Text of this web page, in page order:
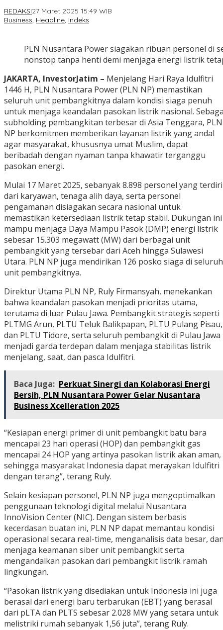
REDAKSI27 Maret 2025 15:49 WIB
Business, Headline, Indeks
PLN Nusantara Power siagakan ribuan personel di
nonstop tanpa henti demi menjaga energi listrik
JAKARTA, InvestorJatim – Menjelang Hari Raya Idulfitri
1446 H, PLN Nusantara Power (PLN NP) memastikan
seluruh unit pembangkitnya dalam kondisi siaga penuh
untuk menjaga keandalan pasokan listrik nasional.
subholding pembangkitan terbesar di Asia Tenggara, PLN
NP berkomitmen memberikan layanan listrik yang andal
agar masyarakat, khususnya umat Muslim, dapat
beribadah dengan nyaman tanpa khawatir terganggu
pasokan energi.
Mulai 17 Maret 2025, sebanyak 8.898 personel yang terdiri
dari karyawan, tenaga alih daya, serta personel
pengamanan disiagakan secara nasional untuk
memastikan ketersediaan listrik tetap stabil. Dukungan ini
mampu menjaga Daya Mampu Pasok (DMP) energi listrik
sebesar 15.303 megawatt (MW) dari berbagai unit
pembangkit yang tersebar dari Aceh hingga Sulawesi
Utara. PLN NP juga mendirikan 126 posko siaga di seluruh
unit pembangkitnya.
Direktur Utama PLN NP, Ruly Firmansyah, menekankan
bahwa keandalan pasokan menjadi prioritas utama,
terutama di luar Pulau Jawa. Pembangkit strategis seperti
PLTMG Arun, PLTU Teluk Balikpapan, PLTU Pulang Pisau,
dan PLTU Tidore, serta seluruh pembangkit di Pulau Jawa
menjadi garda terdepan dalam menjaga stabilitas listrik
menjelang, saat, dan pasca Idulfitri.
Baca Juga: Perkuat Sinergi dan Kolaborasi Energi
Bersih, PLN Nusantara Power Gelar Nusantara
Business Xcelleration 2025
“Kesiapan energi primer di unit pembangkit batu bara
mencapai 23 hari operasi (HOP) dan pembangkit gas
mencapai 24 HOP yang artinya pasokan listrik akan aman,
sehingga masyarakat Indonesia dapat merayakan Idulfitri
dengan terang”, terang Ruly.
Selain kesiapan personel, PLN NP juga mengoptimalkan
penggunaan teknologi digital melalui Nusantara
InnoVision Center (NIC). Dengan sistem berbasis
kecerdasan buatan ini, PLN NP dapat memantau kondisi
operasional secara real-time, menganalisis data besar,
menjaga keamanan siber unit pembangkit serta
mengandalkan pasokan dari pembangkit listrik ramah
lingkungan.
“Pasokan listrik yang disediakan untuk Indonesia ini juga
berasal dari energi baru terbarukan (EBT) yang berasal
dari pLTA dan PLTS sebesar 2.028 MW yang setara untuk
melistriki rumah sebanyak 1,56 juta”, terang Ruly.